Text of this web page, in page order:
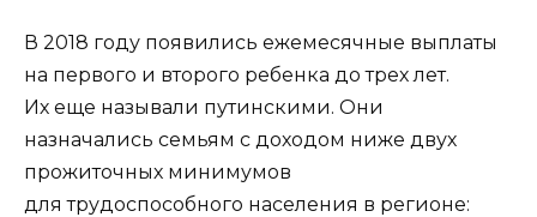
В 2018 году появились ежемесячные выплаты
на первого и второго ребенка до трех лет.
Их еще называли путинскими. Они
назначались семьям с доходом ниже двух
прожиточных минимумов
для трудоспособного населения в регионе: